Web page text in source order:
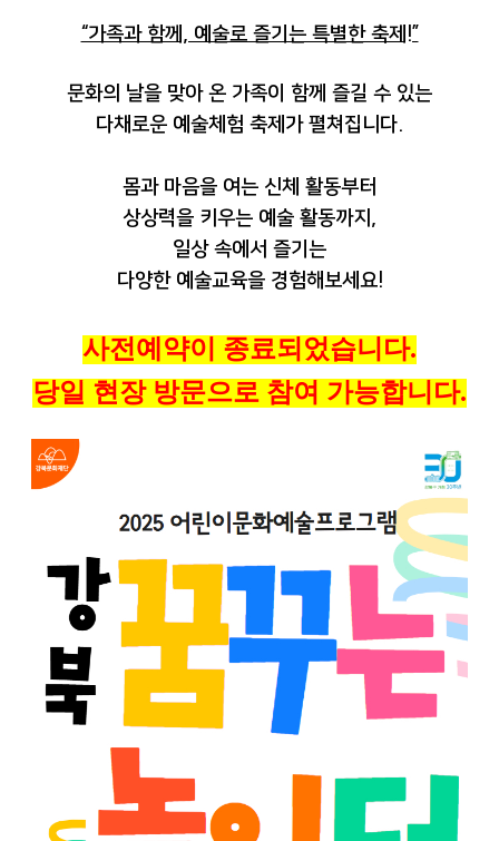
“가족과 함께, 예술로 즐기는 특별한 축제!”
문화의 날을 맞아 온 가족이 함께 즐길 수 있는
다채로운 예술체험 축제가 펼쳐집니다.
몸과 마음을 여는 신체 활동부터
상상력을 키우는 예술 활동까지,
일상 속에서 즐기는
다양한 예술교육을 경험해보세요!
사전예약이 종료되었습니다.
당일 현장 방문으로 참여 가능합니다.